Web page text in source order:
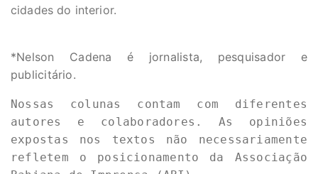
cidades do interior.
*Nelson Cadena é jornalista, pesquisador e
publicitário.
Nossas colunas contam com diferentes
autores e colaboradores. As opiniões
expostas nos textos não necessariamente
refletem o posicionamento da Associação